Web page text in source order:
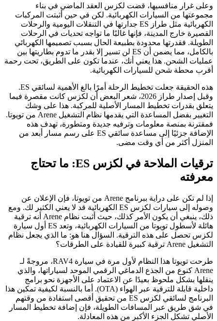
وعلى غرار منافسيها، قضت لكزس العقد الماضي في بناء
مجموعتها من السيارات الكهربائية. لكن في حين أثبتت المركبات
الكهربائية مثل طراز ES جدارتها في التنقلات اليومية والرحلات
القصيرة خارج المدينة، فإنها غالبًا ما تواجه تحديات في الرحلات
الطويلة. فقدرتها محدودة بطبيعة الحال بسبب تصميمها الكهربائي
بالكامل، مما يضمن أن ES لن تسير إلا بقدر ما تدوم بطاريتها بين
عمليات الشحن. هذا يعني أنك، عندما تكون على الطريق، تحت رحمة
أقرب محطة شحن للسيارات الكهربائية.
هذه الحقيقة جعلت تخطيط الرحلة أمرًا بالغ الأهمية لسائقي ES.
وقبل إصدار طراز 2026، شعر البعض أن لكزس كانت مقصرة فيما
يتعلق بقدرات تخطيط المسار الأصلية للمركبة. هذا على وشك
التغيير بفضل المساعدة التي يقدمها نظام التشغيل Arene من تويوتا.
فمقترنة بمنصة معلومات وترفيه جديدة ومتطورة، تهدف هذه
الإضافة جزئيًا إلى مساعدة سائقي ES على رسم مسار أبعد من
المنزل أكثر من أي وقت مضى.
ترقيات الملاحة في لكزس ES: ما تحتاج
معرفته
إذا لم تكن على دراية ببرنامج Arene من تويوتا، فإن الإعلان عن
وصوله إلى سيارات لكزس ES الكهربائية قد لا يعني الكثير لك. ومع
ذلك، ينبغي أن يكون الأمر كذلك، حيث أثبت نظام Arene أنه ترقية
هائلة لأسطول تويوتا من السيارات الكهربائية، وتعد ES أول سيارة
لكزس تحصل على هذه الترقية. السؤال هنا هو: ما الذي يجعل نظام
التشغيل Arene ترقية كبيرة للقيادة على الطرقات؟
طرحت تويوتا هذا النظام لأول مرة في سيارة RAV4، مروجةً لـ
Arene كنوع من الجذع الدماغي الرقمي الموحد لسياراتها، والذي
ينقلها بشكل ملحوظ بعيدًا عن الاعتماد على الأجهزة نحو برامج
داخلية قابلة للترقية عبر الهواء (OTA). أما بالنسبة لكيفية تمكين هذا
البرنامج لسائقي لكزس ES من تحقيق أقصى استفادة من وقتهم
في شق طريق عبر المسافات الطويلة، فإن إضافة تخطيط المسار
الأصلي تشكل الجزء الأكبر من هذه المعادلة.